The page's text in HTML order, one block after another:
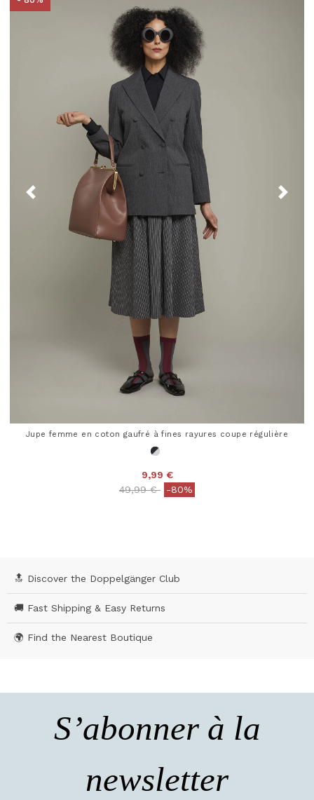
Jupe femme en coton gaufré à fines rayures coupe régulière
9,99 €
Price reduced from
49,99 €to-80%
🔝 Discover the Doppelgänger Club
🚚 Fast Shipping & Easy Returns
🌍 Find the Nearest Boutique
S’abonner à la
newsletter